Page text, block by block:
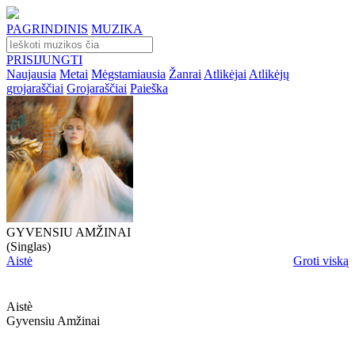
PAGRINDINIS MUZIKA
PRISIJUNGTI
Naujausia Metai Mėgstamiausia Žanrai Atlikėjai Atlikėjų
grojaraščiai Grojaraščiai Paieška
GYVENSIU AMŽINAI
(Singlas)
Aistė
Groti viską
Aistè
Gyvensiu Amžinai